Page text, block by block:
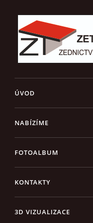
ÚVOD
NABÍZÍME
FOTOALBUM
KONTAKTY
3D VIZUALIZACE